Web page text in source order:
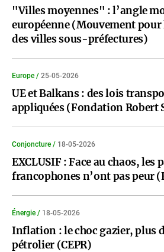
"Villes moyennes" : l’angle
européenne (Mouvement pour
des villes sous-préfectures)
Europe / 25-05-2026
UE et Balkans : des lois
appliquées (Fondation Robert
Conjoncture / 18-05-2026
EXCLUSIF : Face au chaos, les
francophones n’ont pas peur
Énergie / 18-05-2026
Inflation : le choc gazier, plus
pétrolier (CEPR)